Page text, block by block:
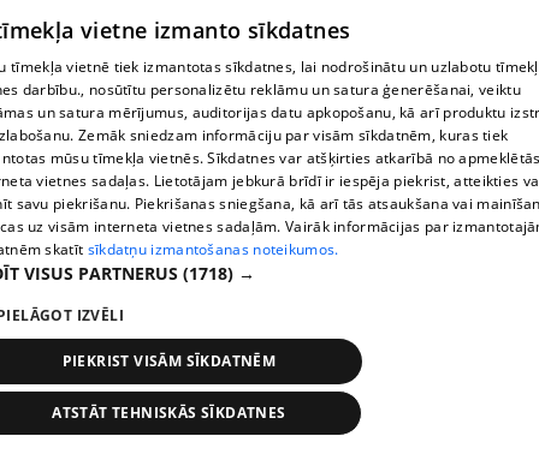
71. epizode
pirms 2 nedēļām, 6 dienām
Margarita Kolosova atklāti par dronu radīto
nedrošības sajūtu Latgalē
72. epizode
vietne izmanto sīkdatnes
tīmekļa vietnē tiek izmantotas sīkdatnes, lai nodrošinātu un uzlabotu
darbību., nosūtītu personalizētu reklāmu un satura ģenerēšanai, veiktu
un satura mērījumus, auditorijas datu apkopošanu, kā arī produktu
Zemāk sniedzam informāciju par visām sīkdatnēm, kuras tiek
mūsu tīmekļa vietnēs. Sīkdatnes var atšķirties atkarībā no
vietnes sadaļas. Lietotājam jebkurā brīdī ir iespēja piekrist, atteikties
savu piekrišanu. Piekrišanas sniegšana, kā arī tās atsaukšana vai
uz visām interneta vietnes sadaļām. Vairāk informācijas par
skatīt sīkdatņu izmantošanas noteikumos.
VISUS PARTNERUS (1718) →
IZVĒLI
PIEKRIST VISĀM SĪKDATNĒM
ATSTĀT TEHNISKĀS SĪKDATNES